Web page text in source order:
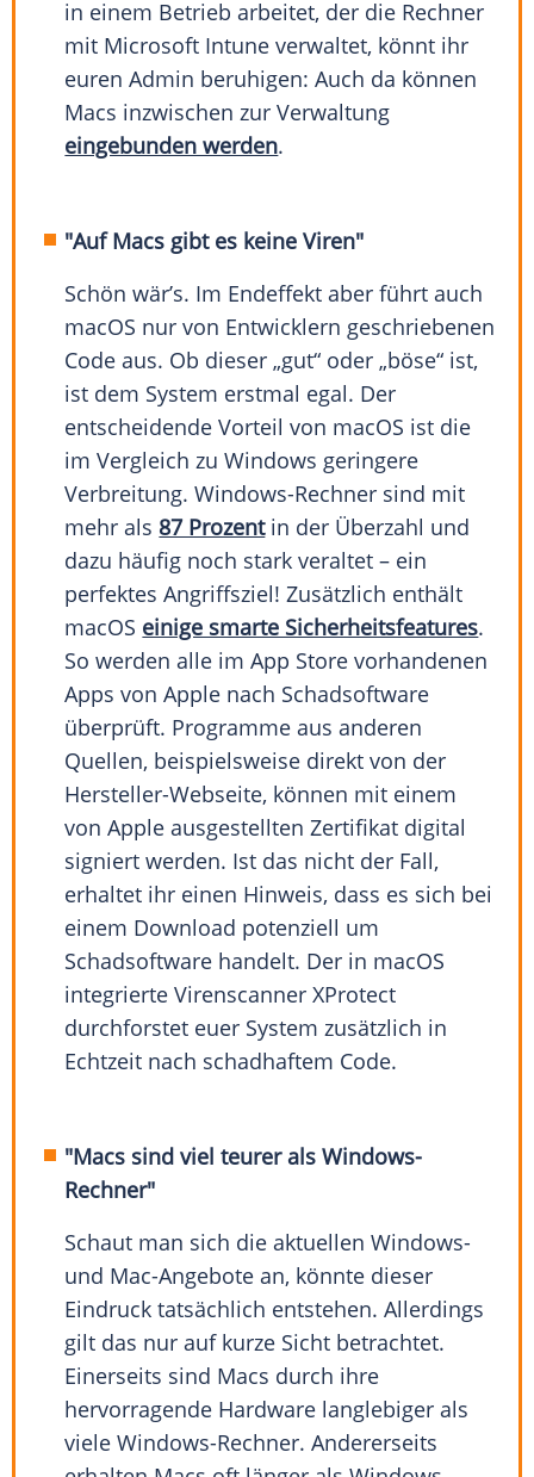
in einem Betrieb arbeitet, der die Rechner
mit Microsoft Intune verwaltet, könnt ihr
euren Admin beruhigen: Auch da können
Macs inzwischen zur Verwaltung
eingebunden werden.
"Auf Macs gibt es keine Viren"
Schön wär’s. Im Endeffekt aber führt auch
macOS nur von Entwicklern geschriebenen
Code aus. Ob dieser „gut“ oder „böse“ ist,
ist dem System erstmal egal. Der
entscheidende Vorteil von macOS ist die
im Vergleich zu Windows geringere
Verbreitung. Windows-Rechner sind mit
mehr als 87 Prozentin der Überzahl und
dazu häufig noch stark veraltet – ein
perfektes Angriffsziel! Zusätzlich enthält
macOS einige smarte Sicherheitsfeatures.
So werden alle im App Store vorhandenen
Apps von Apple nach Schadsoftware
überprüft. Programme aus anderen
Quellen, beispielsweise direkt von der
Hersteller-Webseite, können mit einem
von Apple ausgestellten Zertifikat digital
signiert werden. Ist das nicht der Fall,
erhaltet ihr einen Hinweis, dass es sich bei
einem Download potenziell um
Schadsoftware handelt. Der in macOS
integrierte Virenscanner XProtect
durchforstet euer System zusätzlich in
Echtzeit nach schadhaftem Code.
"Macs sind viel teurer als Windows-
Rechner"
Schaut man sich die aktuellen Windows-
und Mac-Angebote an, könnte dieser
Eindruck tatsächlich entstehen. Allerdings
gilt das nur auf kurze Sicht betrachtet.
Einerseits sind Macs durch ihre
hervorragende Hardware langlebiger als
viele Windows-Rechner. Andererseits